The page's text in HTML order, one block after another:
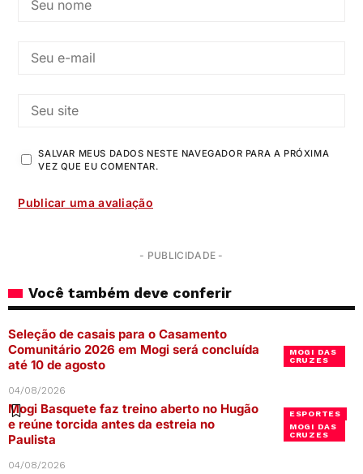
SALVAR MEUS DADOS NESTE NAVEGADOR PARA A PRÓXIMA
VEZ QUE EU COMENTAR.
- PUBLICIDADE -
Você também deve conferir
MOGI DAS
CRUZES
Seleção de casais para o Casamento
Comunitário 2026 em Mogi será concluída
até 10 de agosto
04/08/2026
ESPORTES
MOGI DAS
CRUZES
Mogi Basquete faz treino aberto no Hugão
e reúne torcida antes da estreia no
Paulista
04/08/2026